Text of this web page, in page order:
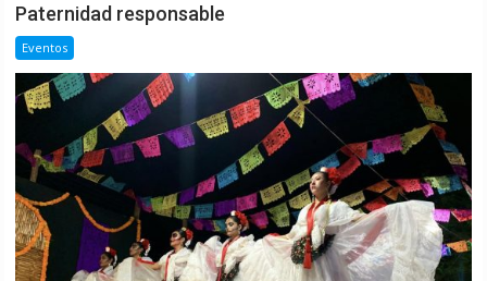
Paternidad responsable
Eventos